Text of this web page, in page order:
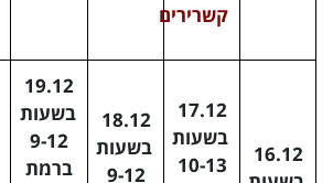
קשרירים
16.12
17.12
בשעות
10-13
18.12
בשעות
9-12
19.12
בשעות
9-12
ברמת